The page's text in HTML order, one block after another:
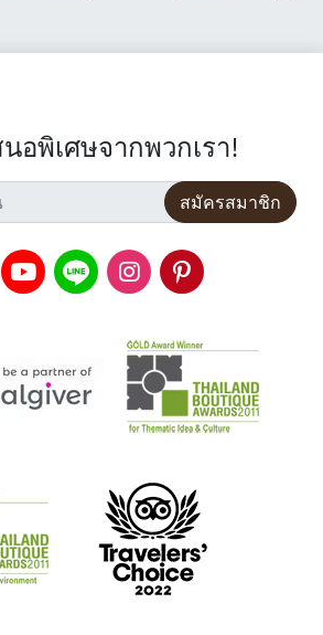
อพิเศษจากพวกเรา!
สมัครสมาชิก